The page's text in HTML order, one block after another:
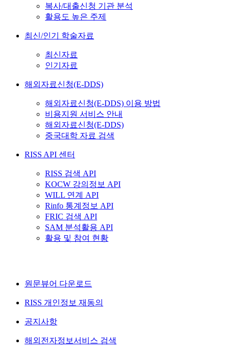
복사/대출신청 기관 분석
활용도 높은 주제
최신/인기 학술자료
최신자료
인기자료
해외자료신청(E-DDS)
해외자료신청(E-DDS) 이용 방법
비용지원 서비스 안내
해외자료신청(E-DDS)
중국대학 자료 검색
RISS API 센터
RISS 검색 API
KOCW 강의정보 API
WILL 연계 API
Rinfo 통계정보 API
FRIC 검색 API
SAM 분석활용 API
활용 및 참여 현황
원문뷰어 다운로드
RISS 개인정보 재동의
공지사항
해외전자정보서비스 검색